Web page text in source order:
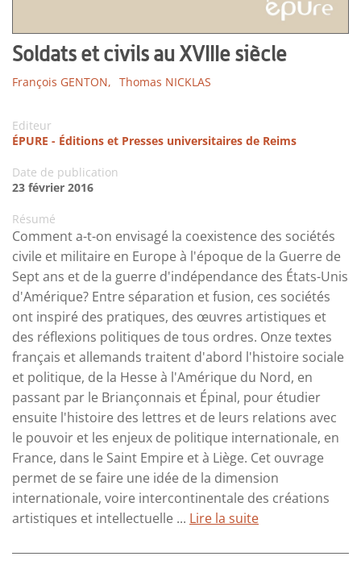
Soldats et civils au XVIIIe siècle
François GENTON, Thomas NICKLAS
Editeur
ÉPURE - Éditions et Presses universitaires de Reims
Date de publication
23 février 2016
Résumé
Comment a-t-on envisagé la coexistence des sociétés
civile et militaire en Europe à l'époque de la Guerre de
Sept ans et de la guerre d'indépendance des États-Unis
d'Amérique? Entre séparation et fusion, ces sociétés
ont inspiré des pratiques, des œuvres artistiques et
des réflexions politiques de tous ordres. Onze textes
français et allemands traitent d'abord l'histoire sociale
et politique, de la Hesse à l'Amérique du Nord, en
passant par le Briançonnais et Épinal, pour étudier
ensuite l'histoire des lettres et de leurs relations avec
le pouvoir et les enjeux de politique internationale, en
France, dans le Saint Empire et à Liège. Cet ouvrage
permet de se faire une idée de la dimension
internationale, voire intercontinentale des créations
artistiques et intellectuelle ... Lire la suite